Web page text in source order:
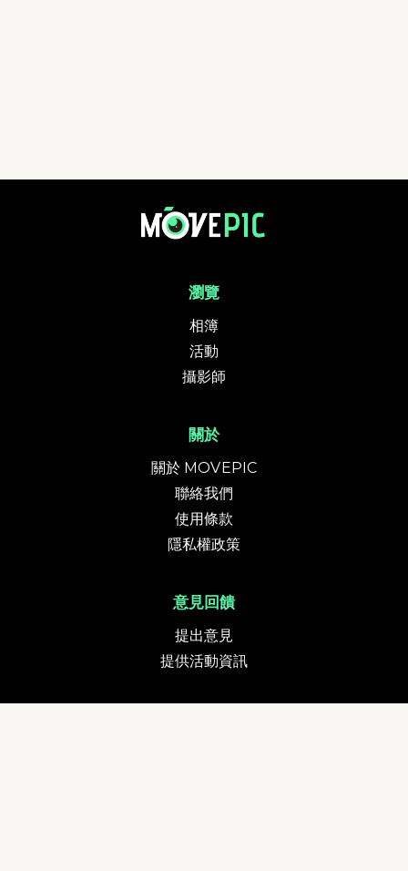
瀏覽
相簿
活動
攝影師
關於
關於 MOVEPIC
聯絡我們
使用條款
隱私權政策
意見回饋
提出意見
提供活動資訊